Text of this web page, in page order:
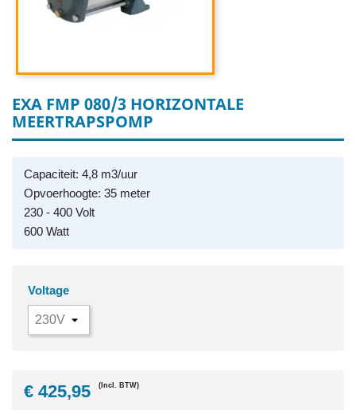
EXA FMP 080/3 HORIZONTALE
MEERTRAPSPOMP
Capaciteit: 4,8 m3/uur
Opvoerhoogte: 35 meter
230 - 400 Volt
600 Watt
Voltage
€ 425,95 (Incl. BTW)